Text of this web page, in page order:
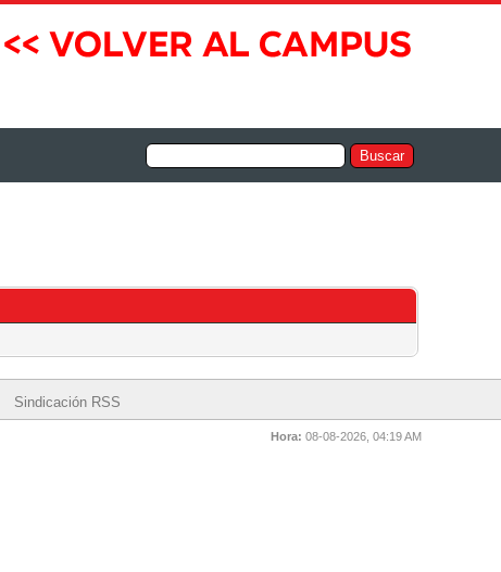
Sindicación RSS
Hora: 08-08-2026, 04:19 AM